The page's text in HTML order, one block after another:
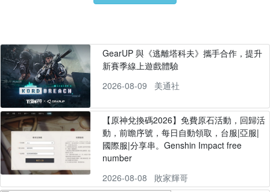
GearUP 與《逃離塔科夫》攜手合作，提升
新賽季線上遊戲體驗
2026-08-09
美通社
【原神兌換碼2026】免費原石活動，回歸活
動，前瞻序號，每日自動領取，台服|亞服|
國際服|分享串。Genshin Impact free
number
2026-08-08
敗家輝哥